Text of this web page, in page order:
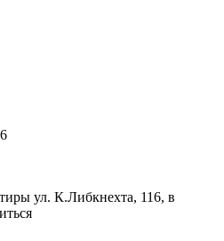
ул. К.Либкнехта, 116, в